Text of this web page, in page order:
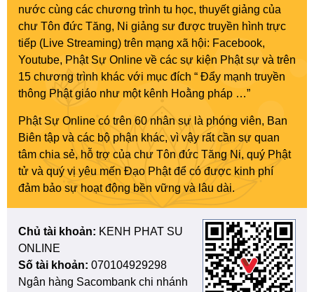
nước cùng các chương trình tu học, thuyết giảng của
chư Tôn đức Tăng, Ni giảng sư được truyền hình trực
tiếp (Live Streaming) trên mạng xã hội: Facebook,
Youtube, Phật Sự Online về các sự kiện Phật sự và trên
15 chương trình khác với mục đích “ Đẩy mạnh truyền
thông Phật giáo như một kênh Hoằng pháp …”
Phật Sự Online có trên 60 nhân sự là phóng viên, Ban
Biên tập và các bộ phận khác, vì vậy rất cần sự quan
tâm chia sẻ, hỗ trợ của chư Tôn đức Tăng Ni, quý Phật
tử và quý vị yêu mến Đạo Phật để có được kinh phí
đảm bảo sự hoạt động bền vững và lâu dài.
Chủ tài khoản: KENH PHAT SU
ONLINE
Số tài khoản: 070104929298
Ngân hàng Sacombank chi nhánh